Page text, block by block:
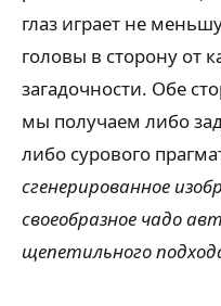
глаз играет не
головы в сторону от
загадочности. Обе
мы получаем либо
либо сурового
сгенерированное
своеобразное чадо
щепетильного